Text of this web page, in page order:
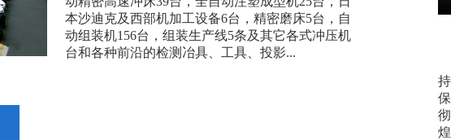
本沙迪克及西部机加工设备6台，精密磨床5台，自
动组装机156台，组装生产线5条及其它各式冲压机
台和各种前沿的检测冶具、工具、投影...
煌